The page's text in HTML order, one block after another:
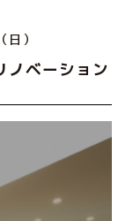
）
ノベーション